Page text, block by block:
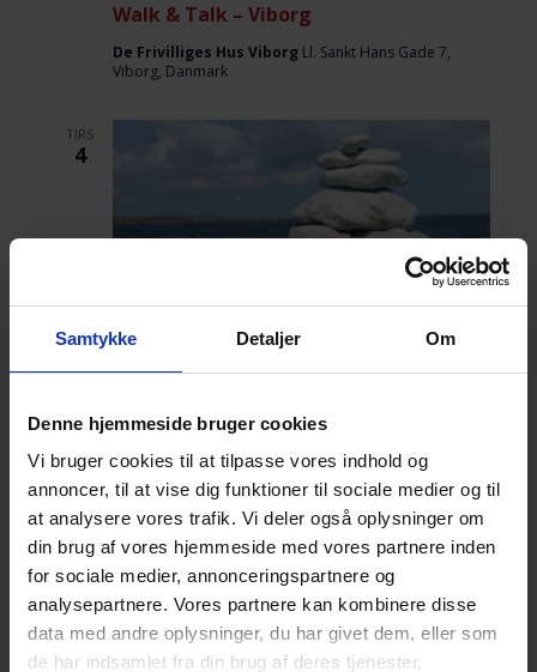
Samtykke Detaljer Om
Denne hjemmeside bruger cookies
Vi bruger cookies til at tilpasse vores indhold og
annoncer, til at vise dig funktioner til sociale medier og til
at analysere vores trafik. Vi deler også oplysninger om
din brug af vores hjemmeside med vores partnere inden
for sociale medier, annonceringspartnere og
analysepartnere. Vores partnere kan kombinere disse
data med andre oplysninger, du har givet dem, eller som
de har indsamlet fra din brug af deres tjenester.
Walk & Talk – Viborg
De Frivilliges Hus Viborg Ll. Sankt Hans Gade 7,
Viborg, Danmark
TIRS
4
selvmord og livsbalance med
mindfulness – Aarhus
Frivilligcenter AarhusSønder Allé 33, Aarhus
TIRS
4